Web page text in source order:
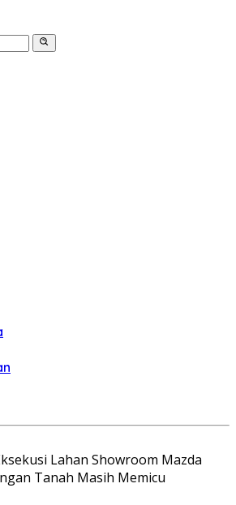
Lahan Showroom Mazda
Tanah Masih Memicu